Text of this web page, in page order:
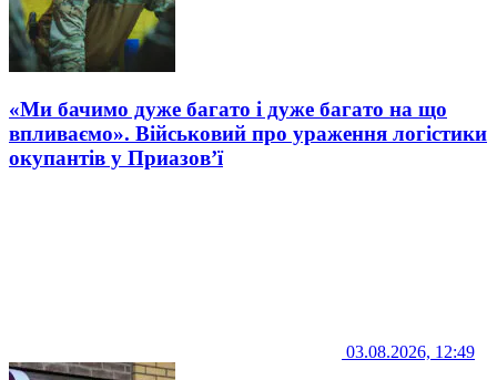
«Ми бачимо дуже багато і дуже багато на що
впливаємо». Військовий про ураження логістики
окупантів у Приазов’ї
03.08.2026, 12:49